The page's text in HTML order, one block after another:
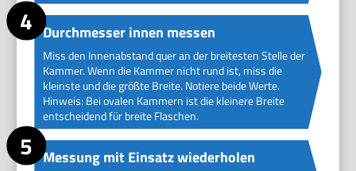
Durchmesser innen messen
Miss den Innenabstand quer an der breitesten Stelle der
Kammer. Wenn die Kammer nicht rund ist, miss die
kleinste und die größte Breite. Notiere beide Werte.
Hinweis: Bei ovalen Kammern ist die kleinere Breite
entscheidend für breite Flaschen.
Messung mit Einsatz wiederholen